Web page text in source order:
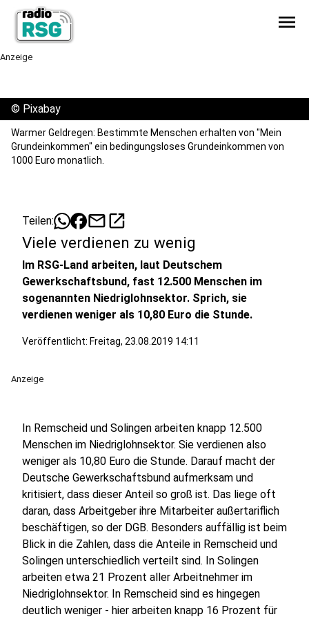
menu
Anzeige
© Pixabay
Warmer Geldregen: Bestimmte Menschen erhalten von "Mein
Grundeinkommen" ein bedingungsloses Grundeinkommen von
1000 Euro monatlich.
Teilen: mailopen_in_new
Viele verdienen zu wenig
Im RSG-Land arbeiten, laut Deutschem
Gewerkschaftsbund, fast 12.500 Menschen im
sogenannten Niedriglohnsektor. Sprich, sie
verdienen weniger als 10,80 Euro die Stunde.
Veröffentlicht: Freitag, 23.08.2019 14:11
Anzeige
In Remscheid und Solingen arbeiten knapp 12.500
Menschen im Niedriglohnsektor. Sie verdienen also
weniger als 10,80 Euro die Stunde. Darauf macht der
Deutsche Gewerkschaftsbund aufmerksam und
kritisiert, dass dieser Anteil so groß ist. Das liege oft
daran, dass Arbeitgeber ihre Mitarbeiter außertariflich
beschäftigen, so der DGB. Besonders auffällig ist beim
Blick in die Zahlen, dass die Anteile in Remscheid und
Solingen unterschiedlich verteilt sind. In Solingen
arbeiten etwa 21 Prozent aller Arbeitnehmer im
Niedriglohnsektor. In Remscheid sind es hingegen
deutlich weniger - hier arbeiten knapp 16 Prozent für